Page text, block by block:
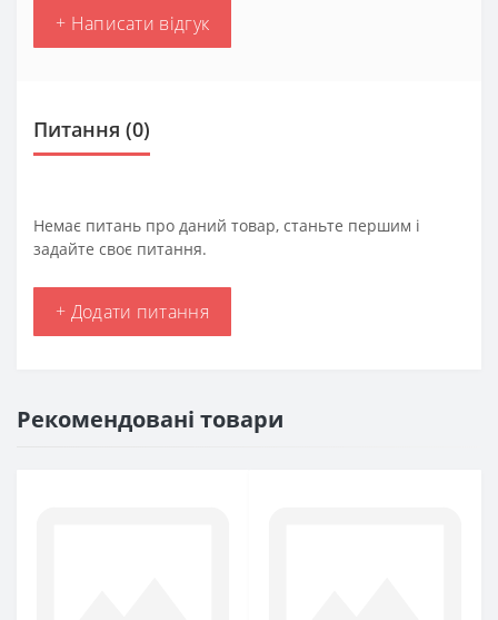
+ Написати відгук
Питання (0)
Немає питань про даний товар, станьте першим і
задайте своє питання.
+ Додати питання
Рекомендовані товари